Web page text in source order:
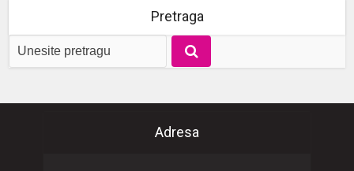
Pretraga
Adresa